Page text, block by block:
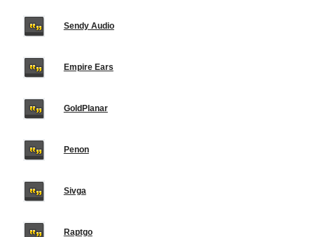
Sendy Audio
Empire Ears
GoldPlanar
Penon
Sivga
Raptgo